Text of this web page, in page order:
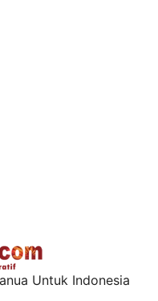
Untuk Indonesia